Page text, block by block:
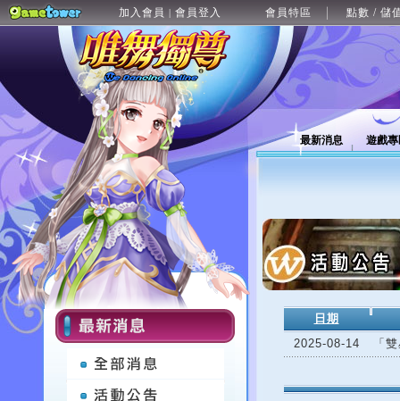
加入會員 | 會員登入 會員特區 點數 / 儲
最新消息 遊戲
日期
2025-08-14
「